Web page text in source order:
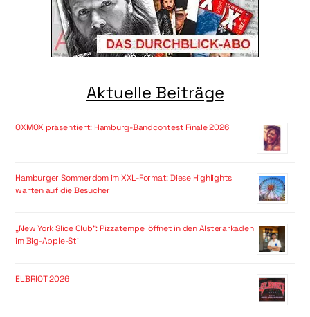
Aktuelle Beiträge
OXMOX präsentiert: Hamburg-Bandcontest Finale 2026
Hamburger Sommerdom im XXL-Format: Diese Highlights
warten auf die Besucher
„New York Slice Club“: Pizzatempel öffnet in den Alsterarkaden
im Big-Apple-Stil
ELBRIOT 2026